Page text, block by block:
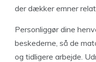
der dækker emner
Personliggør dine
beskederne, så de
og tidligere arbejde.